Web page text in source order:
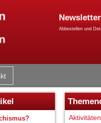
Newsletter
Abbestellen und